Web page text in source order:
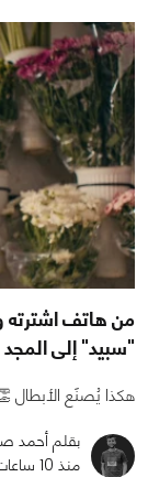
من هاتف اشترته
"سبيد" إلى المجد
هكذا يُصنَع الأبطال
بقلم أحمد
منذ 10 ساعات